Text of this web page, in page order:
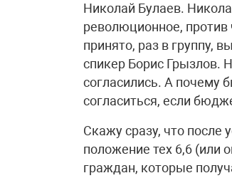
Николай Булаев.
революционное, против
принято, раз в группу,
спикер Борис Грызлов.
согласились. А почему
согласиться, если
Скажу сразу, что после
положение тех 6,6 (или
граждан, которые